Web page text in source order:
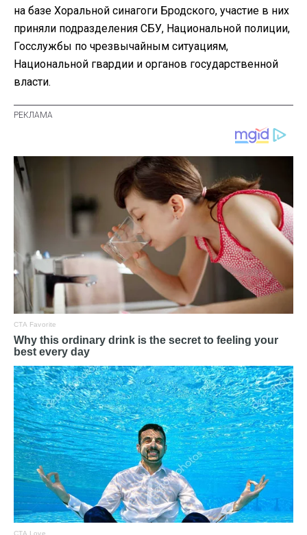
на базе Хоральной синагоги Бродского, участие в них
приняли подразделения СБУ, Национальной полиции,
Госслужбы по чрезвычайным ситуациям,
Национальной гвардии и органов государственной
власти.